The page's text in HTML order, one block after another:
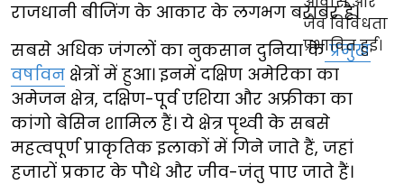
राजधानी बीजिंग के आकार के लगभग बराबर है।
सबसे अधिक जंगलों का नुकसान दुनिया केप्रमुख
वर्षावन क्षेत्रों में हुआ। इनमें दक्षिण अमेरिका का
अमेजन क्षेत्र, दक्षिण-पूर्व एशिया और अफ्रीका का
कांगो बेसिन शामिल हैं। ये क्षेत्र पृथ्वी के सबसे
महत्वपूर्ण प्राकृतिक इलाकों में गिने जाते हैं, जहां
हजारों प्रकार के पौधे और जीव-जंतु पाए जाते हैं।